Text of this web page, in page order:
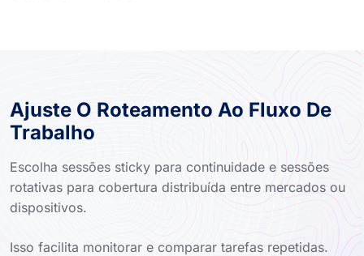
Ajuste O Roteamento Ao Fluxo De
Trabalho
Escolha sessões sticky para continuidade e sessões
rotativas para cobertura distribuída entre mercados ou
dispositivos.
Isso facilita monitorar e comparar tarefas repetidas.